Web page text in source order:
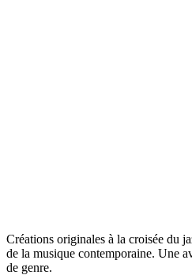
Créations originales à la croisée du
de la musique contemporaine. Une
de genre.